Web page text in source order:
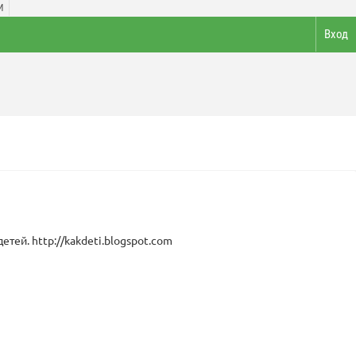
Вход
http://kakdeti.blogspot.com